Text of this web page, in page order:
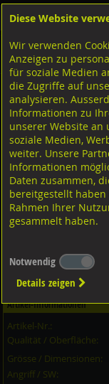
Shop Muttern
ähnlich DIN 934 UNC
Sechskantmuttern
3-8
Artikel-Informationen
Artikel-Nr.:
Qualität / Oberfläche:
Grösse / Dimensionen:
Angriff / SW:
Diese Website
Wir verwenden
Anzeigen zu
für soziale Medien
die Zugriffe auf
analysieren.
Informationen zu
unserer Website an
soziale Medien,
weiter. Unsere
Informationen
Daten zusammen,
bereitgestellt
Rahmen Ihrer
gesammelt haben.
Notwendig
Details zeigen